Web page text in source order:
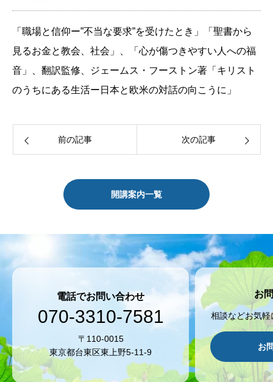
「職場と信仰ー”不当な要求”を受けたとき」「聖書から
見るお金と教会、社会」、「心が傷つきやすい人への福
音」、翻訳監修、ジェームス・フーストン著「キリスト
のうちにある生活ー日本と欧米の対話の向こうに」
前の記事 次の記事
開講案内一覧
電話でお問い合わせ
070-3310-7581
〒110-0015
東京都台東区東上野5-11-9
お
相談などお気
お